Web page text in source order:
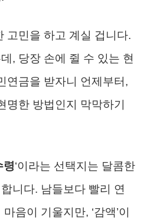
고민을 하고 계실 겁니다.
, 당장 손에 쥘 수 있는 현
연금을 받자니 언제부터,
명한 방법인지 막막하기
령‘이라는 선택지는 달콤한
니다. 남들보다 빨리 연
음이 기울지만, ‘감액’이